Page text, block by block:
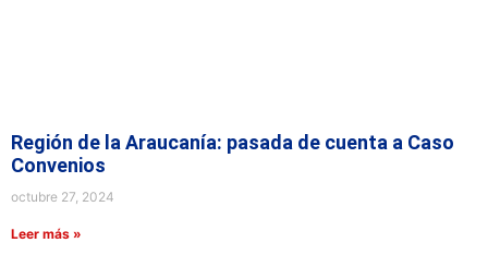
Región de la Araucanía: pasada de cuenta a Caso
Convenios
octubre 27, 2024
Leer más »